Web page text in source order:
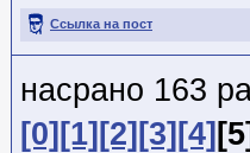
Ссылка на пост
насрано 163
[0] [1] [2] [3] [4] [5]